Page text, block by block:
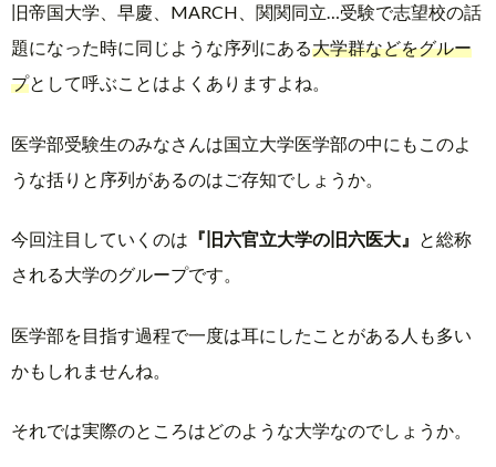
旧帝国大学、早慶、MARCH、関関同立…受験で志望校の話
題になった時に同じような序列にある大学群などをグルー
プとして呼ぶことはよくありますよね。
医学部受験生のみなさんは国立大学医学部の中にもこのよ
うな括りと序列があるのはご存知でしょうか。
今回注目していくのは 『旧六官立大学の旧六医大』 と総称
される大学のグループです。
医学部を目指す過程で一度は耳にしたことがある人も多い
かもしれませんね。
それでは実際のところはどのような大学なのでしょうか。